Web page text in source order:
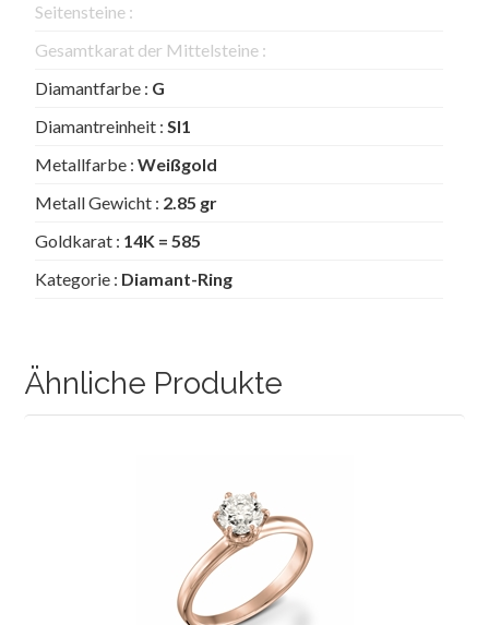
Seitensteine :
Gesamtkarat der Mittelsteine :
Diamantfarbe : G
Diamantreinheit :SI1
Metallfarbe :Weißgold
Metall Gewicht : 2.85 gr
Goldkarat : 14K = 585
Kategorie : Diamant-Ring
Ähnliche Produkte